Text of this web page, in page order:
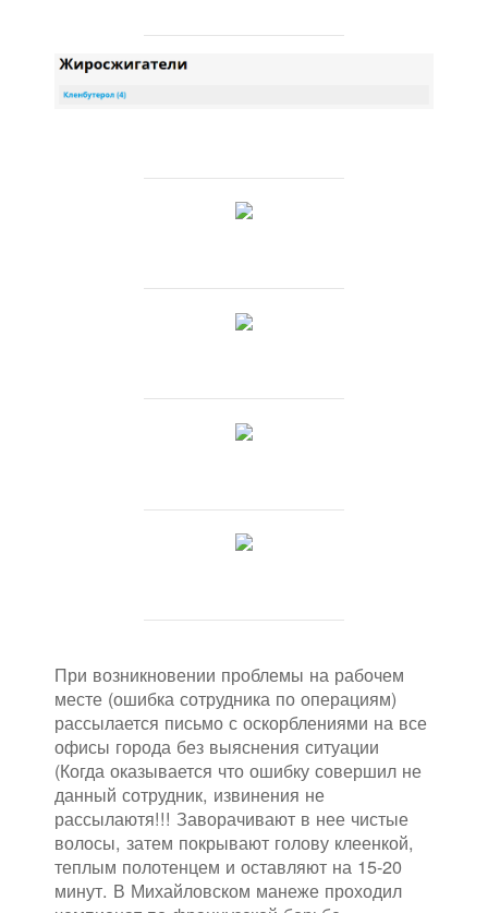
При возникновении проблемы на рабочем
месте (ошибка сотрудника по операциям)
рассылается письмо с оскорблениями на все
офисы города без выяснения ситуации
(Когда оказывается что ошибку совершил не
данный сотрудник, извинения не
рассылаютя!!! Заворачивают в нее чистые
волосы, затем покрывают голову клеенкой,
теплым полотенцем и оставляют на 15-20
минут. В Михайловском манеже проходил